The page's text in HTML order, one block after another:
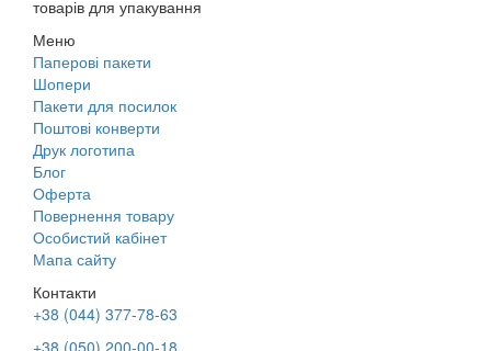
товарів для упакування
Меню
Паперові пакети
Шопери
Пакети для посилок
Поштові конверти
Друк логотипа
Блог
Оферта
Повернення товару
Особистий кабінет
Мапа сайту
Контакти
+38 (044) 377-78-63